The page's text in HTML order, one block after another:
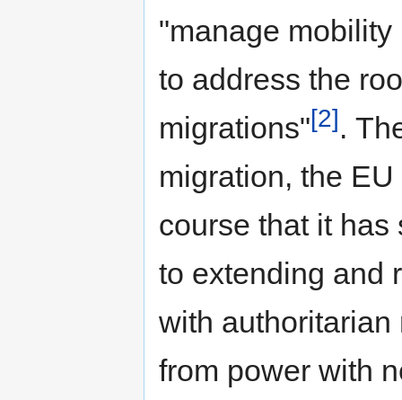
"manage
to address the
migrations"[2].
migration, the
course that it has
to extending and
with
from power with